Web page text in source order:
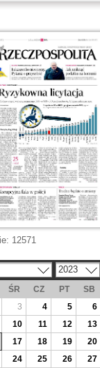
12571
2023
ŚR CZ PT SB
3 4 5 6
10 11 12 13
17 18 19 20
24 25 26 27